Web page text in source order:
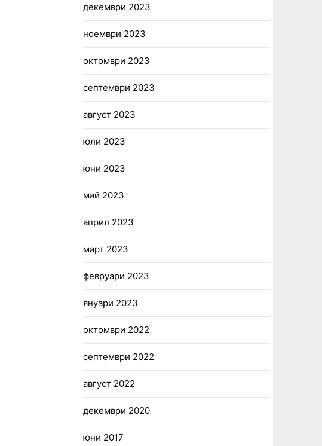
декември 2023
ноември 2023
октомври 2023
септември 2023
август 2023
юли 2023
юни 2023
май 2023
април 2023
март 2023
февруари 2023
януари 2023
октомври 2022
септември 2022
август 2022
декември 2020
юни 2017